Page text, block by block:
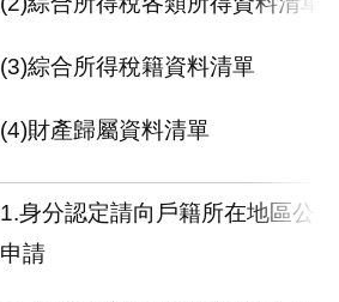
(3)綜合所得稅籍資料清單
(4)財產歸屬資料清單
1.身分認定請向戶籍所在地區公
申請